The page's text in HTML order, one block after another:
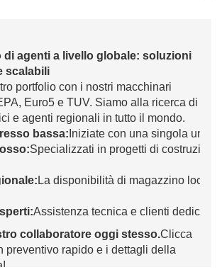
di agenti a livello globale: soluzioni
scalabili
portfolio con i nostri macchinari
Euro5 e TUV. Siamo alla ricerca di
e agenti regionali in tutto il mondo.
bassa: Iniziate con una singola
Specializzati in progetti di
La disponibilità di magazzino
Assistenza tecnica e clienti
collaboratore oggi stesso.Clicca
preventivo rapido e i dettagli della